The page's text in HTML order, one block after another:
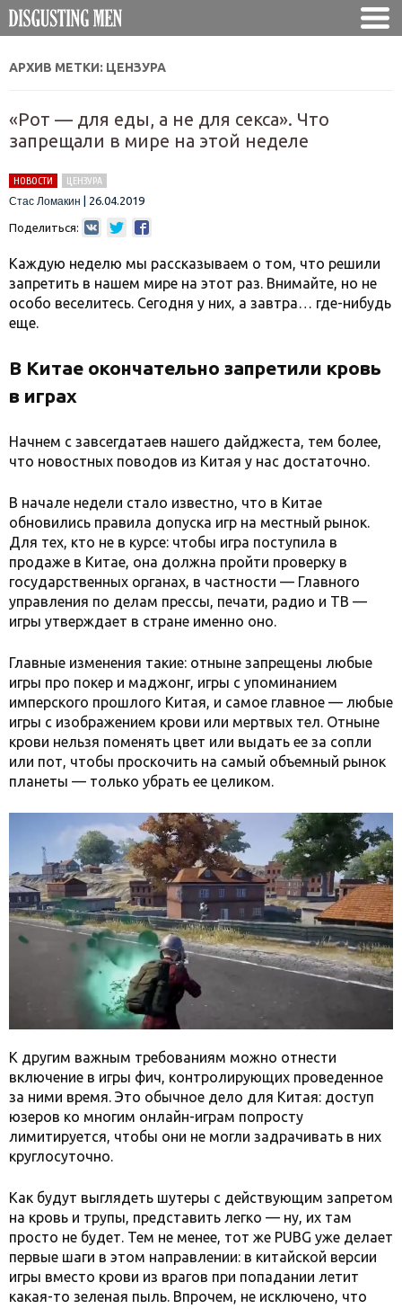
АРХИВ МЕТКИ: ЦЕНЗУРА
«Рот — для еды, а не для секса». Что
запрещали в мире на этой неделе
НОВОСТИ
ЦЕНЗУРА
Стас Ломакин
26.04.2019
Поделиться:
Каждую неделю мы рассказываем о том, что решили
запретить в нашем мире на этот раз. Внимайте, но не
особо веселитесь. Сегодня у них, а завтра… где-нибудь
еще.
В Китае окончательно запретили кровь
в играх
Начнем с завсегдатаев нашего дайджеста, тем более,
что новостных поводов из Китая у нас достаточно.
В начале недели стало известно, что в Китае
обновились правила допуска игр на местный рынок.
Для тех, кто не в курсе: чтобы игра поступила в
продаже в Китае, она должна пройти проверку в
государственных органах, в частности — Главного
управления по делам прессы, печати, радио и ТВ —
игры утверждает в стране именно оно.
Главные изменения такие: отныне запрещены любые
игры про покер и маджонг, игры с упоминанием
имперского прошлого Китая, и самое главное — любые
игры с изображением крови или мертвых тел. Отныне
крови нельзя поменять цвет или выдать ее за сопли
или пот, чтобы проскочить на самый объемный рынок
планеты — только убрать ее целиком.
К другим важным требованиям можно отнести
включение в игры фич, контролирующих проведенное
за ними время. Это обычное дело для Китая: доступ
юзеров ко многим онлайн-играм попросту
лимитируется, чтобы они не могли задрачивать в них
круглосуточно.
Как будут выглядеть шутеры с действующим запретом
на кровь и трупы, представить легко — ну, их там
просто не будет. Тем не менее, тот же PUBG уже делает
первые шаги в этом направлении: в китайской версии
игры вместо крови из врагов при попадании летит
какая-то зеленая пыль. Впрочем, не исключено, что